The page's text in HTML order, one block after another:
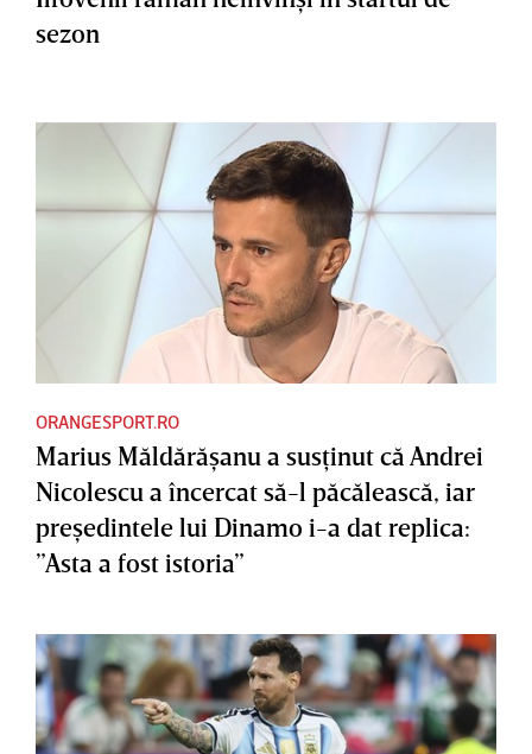
sezon
ORANGESPORT.RO
Marius Măldărăşanu a susţinut că Andrei
Nicolescu a încercat să-l păcălească, iar
preşedintele lui Dinamo i-a dat replica:
”Asta a fost istoria”